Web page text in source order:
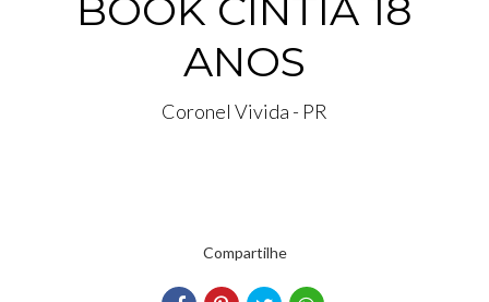
BOOK CINTIA 18
ANOS
Coronel Vivida - PR
Compartilhe